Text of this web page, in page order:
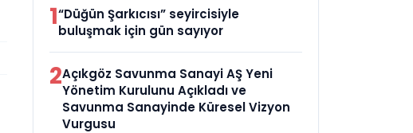
1“Düğün Şarkıcısı” seyircisiyle
buluşmak için gün sayıyor
2Açıkgöz Savunma Sanayi AŞ Yeni
Yönetim Kurulunu Açıkladı ve
Savunma Sanayinde Küresel Vizyon
Vurgusu